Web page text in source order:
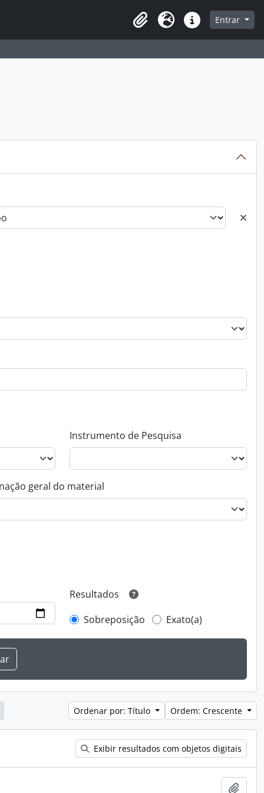
Área de Transferência
Idioma Atalhos Entrar
Instrumento de Pesquisa
geral do material
Resultados
Sobreposição
Exato(a)
Ordenar por: Título Ordem: Crescente
Exibir resultados com objetos digitais